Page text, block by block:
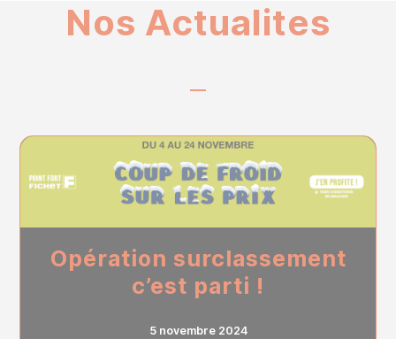
Nos Actualites
Opération surclassement
c’est parti !
5 novembre 2024